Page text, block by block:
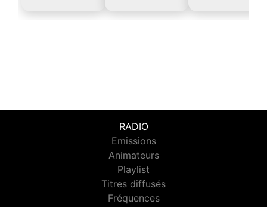
RADIO
Emissions
Animateurs
Playlist
Titres diffusés
Fréquences